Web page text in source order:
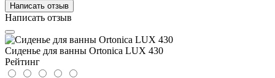
Написать отзыв
Написать отзыв
Сиденье для ванны Ortonica LUX 430
Рейтинг